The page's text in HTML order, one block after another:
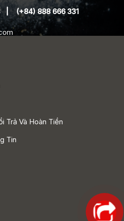
| (+84) 888 666 331
Trả Và Hoàn Tiền
Tin